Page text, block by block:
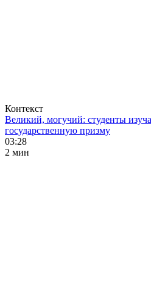
Контекст
Великий, могучий: студенты
государственную призму
03:28
2 мин